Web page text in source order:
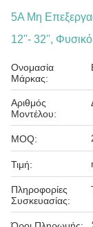
5Α Μη
12''- 32'',
Ονομασία
Μάρκας:
Αριθμός
Μοντέλου:
MOQ:
Τιμή:
Πληροφορίες
Συσκευασίας: